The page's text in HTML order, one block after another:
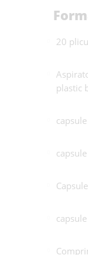
20
plastic